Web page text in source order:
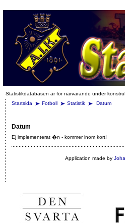
Statistikdatabasen är för närvarande under
Startsida
Fotboll Statistik Datum
Datum
Ej implementerat �n - kommer inom kort!
Application made by